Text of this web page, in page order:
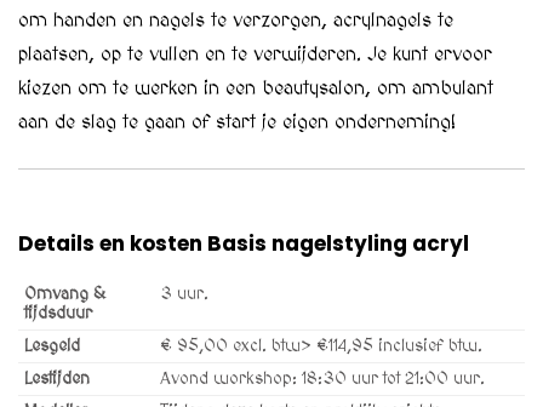
om handen en nagels te verzorgen, acrylnagels te
plaatsen, op te vullen en te verwijderen. Je kunt ervoor
kiezen om te werken in een beautysalon, om ambulant
aan de slag te gaan of start je eigen onderneming!
Details en kosten Basis nagelstyling acryl
Omvang &
tijdsduur
3 uur.
Lesgeld
€ 95,00 excl. btw> €114,95 inclusief btw.
Lestijden
Avond workshop: 18:30 uur tot 21:00 uur.